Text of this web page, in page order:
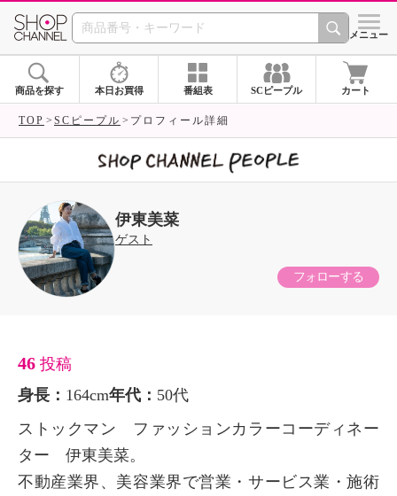
SHOP CHANNEL シメニュー
商品を探す 本日お買得 番組表 SCピープル カート
TOP SCピープル プロフィール詳細
伊東美菜
ゲスト
フォローする
46 投稿
身長： 164cm年代： 50代
ストックマン ファッションカラーコーディネー
ター 伊東美菜。
不動産業界、美容業界で営業・サービス業・施術